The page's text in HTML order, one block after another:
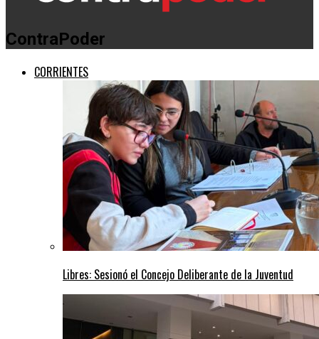
ContraPoder
CORRIENTES
Libres: Sesionó el Concejo Deliberante de la Juventud